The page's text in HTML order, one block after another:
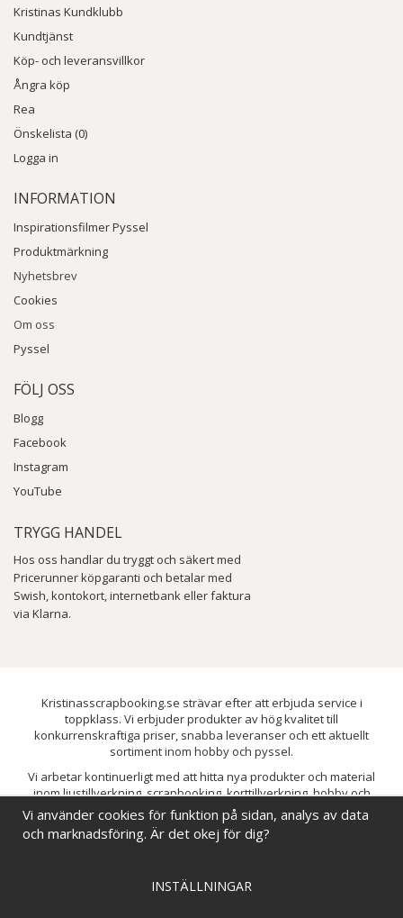
Kristinas Kundklubb
Kundtjänst
Köp- och leveransvillkor
Ångra köp
Rea
Önskelista (0)
Logga in
INFORMATION
Inspirationsfilmer Pyssel
Produktmärkning
Nyhetsbrev
Cookies
Om oss
Pyssel
FÖLJ OSS
Blogg
Facebook
Instagram
YouTube
TRYGG HANDEL
Hos oss handlar du tryggt och säkert med
Pricerunner köpgaranti och betalar med
Swish, kontokort, internetbank eller faktura
via Klarna.
Kristinasscrapbooking.se strävar efter att erbjuda service i
toppklass. Vi erbjuder produkter av hög kvalitet till
konkurrenskraftiga priser, snabba leveranser och ett aktuellt
sortiment inom hobby och pyssel.
Vi arbetar kontinuerligt med att hitta nya produkter och material
inom ljustillverkning, scrapbooking, korttillverkning, hobby och
pyssel. Målet är att bredda sortimentet och löpande förbättra och
utveckla vårt utbud, så att du alltid kan hitta det du behöver hos oss.
Vi använder cookies för funktion på sidan, analys av data
och marknadsföring. Är det okej för dig?
INSTÄLLNINGAR